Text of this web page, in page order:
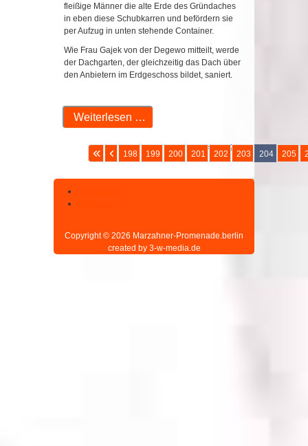
fleißige Männer die alte Erde des Gründaches
in eben diese Schubkarren und befördern sie
per Aufzug in unten stehende Container.
Wie Frau Gajek von der Degewo mitteilt, werde
der Dachgarten, der gleichzeitig das Dach über
den Anbietern im Erdgeschoss bildet, saniert.
Weiterlesen …
Seite 204 von 207
198 199 200 201 202 203 204 205
Copyright © 2026 Marzahner-Promenade.berlin
created by 3-w-media.de